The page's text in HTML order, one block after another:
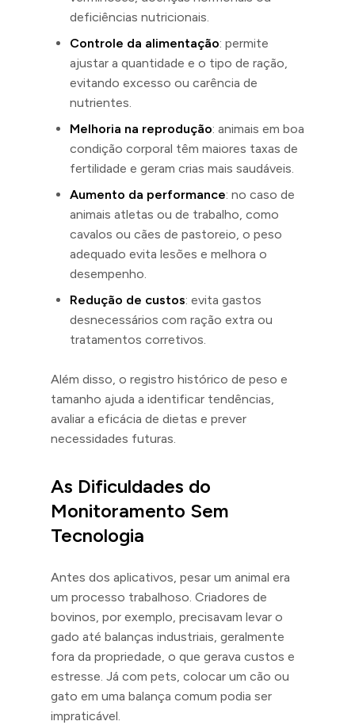
deficiências nutricionais.
Controle da alimentação: permite
ajustar a quantidade e o tipo de ração,
evitando excesso ou carência de
nutrientes.
Melhoria na reprodução: animais em boa
condição corporal têm maiores taxas de
fertilidade e geram crias mais saudáveis.
Aumento da performance: no caso de
animais atletas ou de trabalho, como
cavalos ou cães de pastoreio, o peso
adequado evita lesões e melhora o
desempenho.
Redução de custos: evita gastos
desnecessários com ração extra ou
tratamentos corretivos.
Além disso, o registro histórico de peso e
tamanho ajuda a identificar tendências,
avaliar a eficácia de dietas e prever
necessidades futuras.
As Dificuldades do
Monitoramento Sem
Tecnologia
Antes dos aplicativos, pesar um animal era
um processo trabalhoso. Criadores de
bovinos, por exemplo, precisavam levar o
gado até balanças industriais, geralmente
fora da propriedade, o que gerava custos e
estresse. Já com pets, colocar um cão ou
gato em uma balança comum podia ser
impraticável.